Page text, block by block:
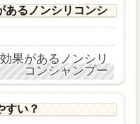
果があるノンシリ
コンシャンプー
すい？